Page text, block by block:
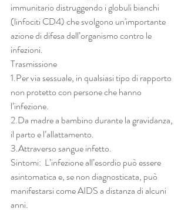
immunitario distruggendo i globuli bianchi
(linfociti CD4) che svolgono un'importante
azione di difesa dell’organismo contro le
infezioni.
Trasmissione
1.Per via sessuale, in qualsiasi tipo di rapporto
non protetto con persone che hanno
l’infezione.
2.Da madre a bambino durante la gravidanza,
il parto e l’allattamento.
3.Attraverso sangue infetto.
Sintomi:  L’infezione all’esordio può essere
asintomatica e, se non diagnosticata, può
manifestarsi come AIDS a distanza di alcuni
anni.